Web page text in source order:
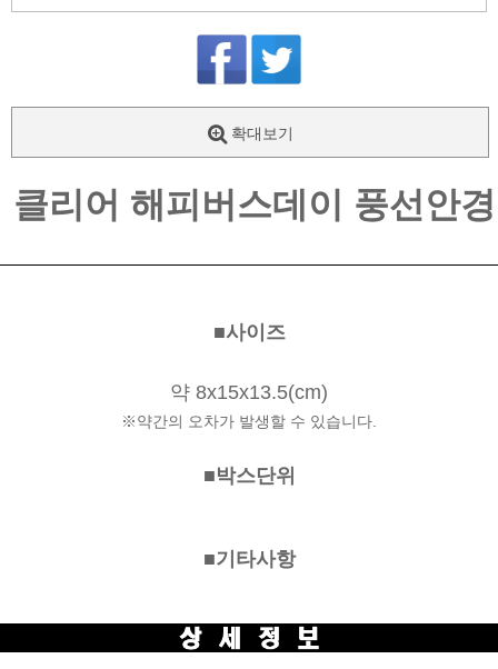
확대보기
클리어 해피버스데이 풍선안경
■사이즈
약 8x15x13.5(cm)
※약간의 오차가 발생할 수 있습니다.
■박스단위
■기타사항